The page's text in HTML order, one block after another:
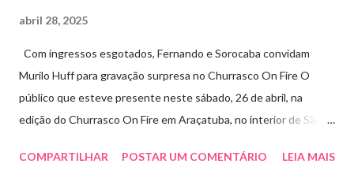
abril 28, 2025
Com ingressos esgotados, Fernando e Sorocaba convidam
Murilo Huff para gravação surpresa no Churrasco On Fire O
público que esteve presente neste sábado, 26 de abril, na
edição do Churrasco On Fire em Araçatuba, no interior de São
Huff subiu ao palco de surpresa para gravar duas faixas ao lado
COMPARTILHAR POSTAR UM COMENTÁRIO LEIA MAIS